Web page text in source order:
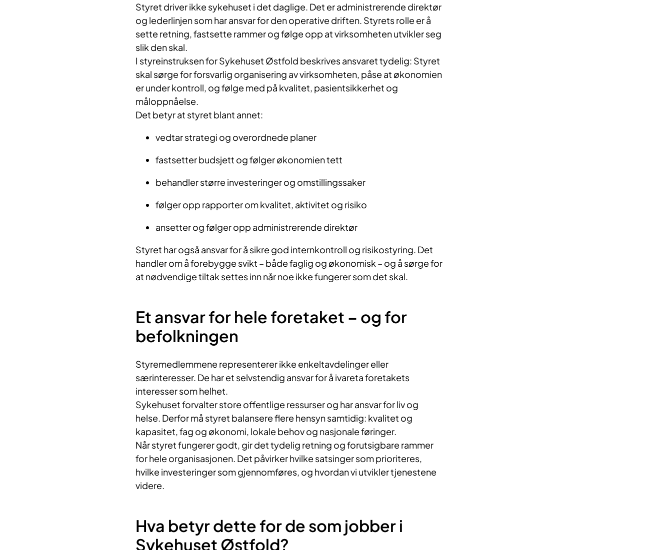
Styret driver ikke sykehuset i det daglige. Det er administrerende direktør
og lederlinjen som har ansvar for den operative driften. Styrets rolle er å
sette retning, fastsette rammer og følge opp at virksomheten utvikler seg
slik den skal.
I styreinstruksen for Sykehuset Østfold beskrives ansvaret tydelig: Styret
skal sørge for forsvarlig organisering av virksomheten, påse at økonomien
er under kontroll, og følge med på kvalitet, pasientsikkerhet og
måloppnåelse.
Det betyr at styret blant annet:
vedtar strategi og overordnede planer
fastsetter budsjett og følger økonomien tett
behandler større investeringer og omstillingssaker
følger opp rapporter om kvalitet, aktivitet og risiko
ansetter og følger opp administrerende direktør
Styret har også ansvar for å sikre god internkontroll og risikostyring. Det
handler om å forebygge svikt – både faglig og økonomisk – og å sørge for
at nødvendige tiltak settes inn når noe ikke fungerer som det skal.
Et ansvar for hele foretaket – og for
befolkningen
Styremedlemmene representerer ikke enkeltavdelinger eller
særinteresser. De har et selvstendig ansvar for å ivareta foretakets
interesser som helhet.
Sykehuset forvalter store offentlige ressurser og har ansvar for liv og
helse. Derfor må styret balansere flere hensyn samtidig: kvalitet og
kapasitet, fag og økonomi, lokale behov og nasjonale føringer.
Når styret fungerer godt, gir det tydelig retning og forutsigbare rammer
for hele organisasjonen. Det påvirker hvilke satsinger som prioriteres,
hvilke investeringer som gjennomføres, og hvordan vi utvikler tjenestene
videre.
Hva betyr dette for de som jobber i
Sykehuset Østfold?